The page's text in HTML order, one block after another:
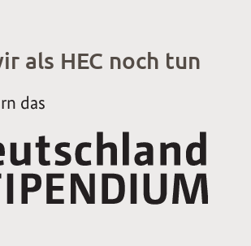
als HEC noch tun